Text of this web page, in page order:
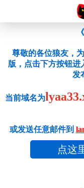
尊敬的各位狼友，
版，点击下方按钮进
发
当前域名为
或发送任意邮件到
点这